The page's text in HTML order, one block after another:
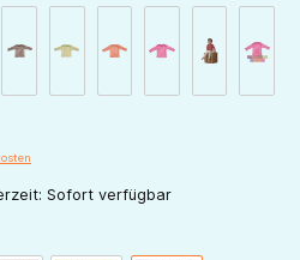
Sofort verfügbar